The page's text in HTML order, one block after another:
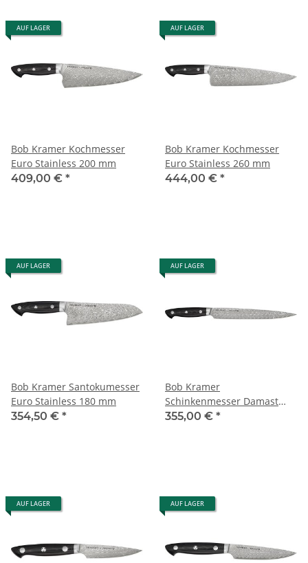
AUF LAGER
Bob Kramer Kochmesser
Euro Stainless 200 mm
409,00 € *
AUF LAGER
Bob Kramer Kochmesser
Euro Stainless 260 mm
444,00 € *
AUF LAGER
Bob Kramer Santokumesser
Euro Stainless 180 mm
354,50 € *
AUF LAGER
Bob Kramer
Schinkenmesser Damast
230 mm
355,00 € *
AUF LAGER AUF LAGER